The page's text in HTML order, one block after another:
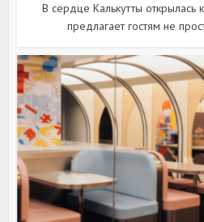
В сердце Калькутты открылась
предлагает гостям не